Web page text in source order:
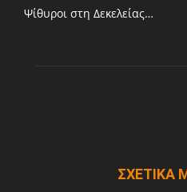
Ψίθυροι στη Δεκελείας…
ΣΧΕΤΙΚΑ